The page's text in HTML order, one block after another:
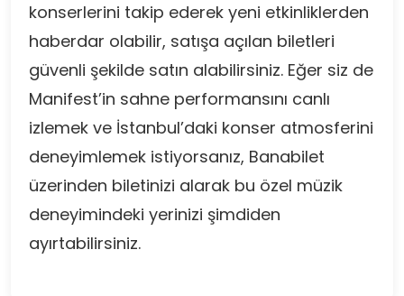
konserlerini takip ederek yeni etkinliklerden
haberdar olabilir, satışa açılan biletleri
güvenli şekilde satın alabilirsiniz. Eğer siz de
Manifest’in sahne performansını canlı
izlemek ve İstanbul’daki konser atmosferini
deneyimlemek istiyorsanız, Banabilet
üzerinden biletinizi alarak bu özel müzik
deneyimindeki yerinizi şimdiden
ayırtabilirsiniz.